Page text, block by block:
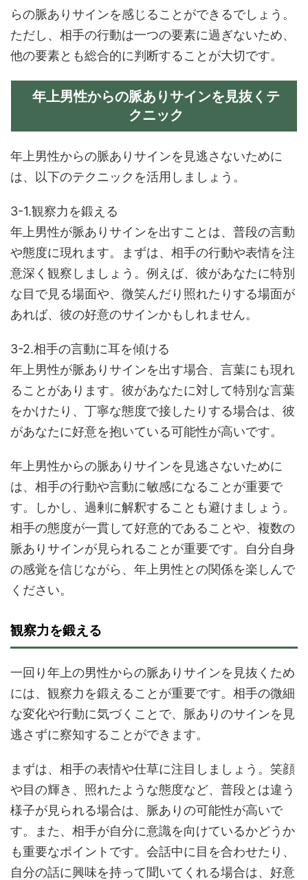
らの脈ありサインを感じることができるでしょう。
ただし、相手の行動は一つの要素に過ぎないため、
他の要素とも総合的に判断することが大切です。
年上男性からの脈ありサインを見抜くテ
クニック
年上男性からの脈ありサインを見逃さないために
は、以下のテクニックを活用しましょう。
3-1.観察力を鍛える
年上男性が脈ありサインを出すことは、普段の言動
や態度に現れます。まずは、相手の行動や表情を注
意深く観察しましょう。例えば、彼があなたに特別
な目で見る場面や、微笑んだり照れたりする場面が
あれば、彼の好意のサインかもしれません。
3-2.相手の言動に耳を傾ける
年上男性が脈ありサインを出す場合、言葉にも現れ
ることがあります。彼があなたに対して特別な言葉
をかけたり、丁寧な態度で接したりする場合は、彼
があなたに好意を抱いている可能性が高いです。
年上男性からの脈ありサインを見逃さないために
は、相手の行動や言動に敏感になることが重要で
す。しかし、過剰に解釈することも避けましょう。
相手の態度が一貫して好意的であることや、複数の
脈ありサインが見られることが重要です。自分自身
の感覚を信じながら、年上男性との関係を楽しんで
ください。
観察力を鍛える
一回り年上の男性からの脈ありサインを見抜くため
には、観察力を鍛えることが重要です。相手の微細
な変化や行動に気づくことで、脈ありのサインを見
逃さずに察知することができます。
まずは、相手の表情や仕草に注目しましょう。笑顔
や目の輝き、照れたような態度など、普段とは違う
様子が見られる場合は、脈ありの可能性が高いで
す。また、相手が自分に意識を向けているかどうか
も重要なポイントです。会話中に目を合わせたり、
自分の話に興味を持って聞いてくれる場合は、好意